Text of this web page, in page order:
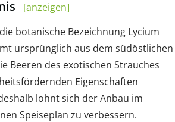
[anzeigen]
botanische Bezeichnung Lycium
ursprünglich aus dem südöstlichen
Beeren des exotischen Strauches
Eigenschaften
lohnt sich der Anbau im
Speiseplan zu verbessern.